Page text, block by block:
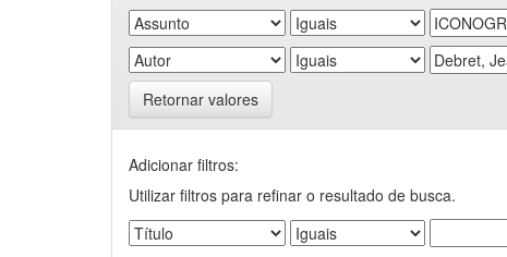
Retornar valores
Adicionar filtros:
Utilizar filtros para refinar o resultado de busca.